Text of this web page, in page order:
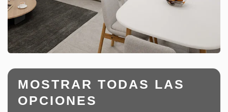
MOSTRAR TODAS LAS
OPCIONES